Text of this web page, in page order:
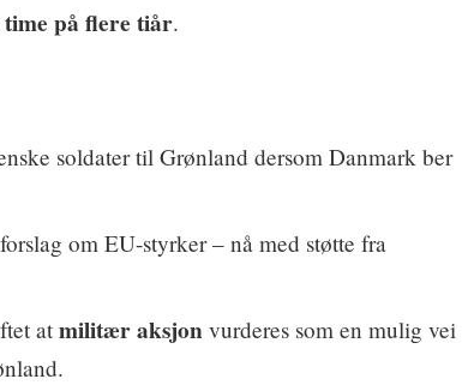
time på flere tiår.
soldater til Grønland dersom Danmark ber
om EU-styrker – nå med støtte fra
at militær aksjon vurderes som en mulig vei